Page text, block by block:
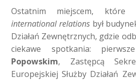
Ostatnim miejscem, które
international relations był
Działań Zewnętrznych, gdzie
ciekawe spotkania:
Popowskim, Zastępcą
Europejskiej Służby Działań